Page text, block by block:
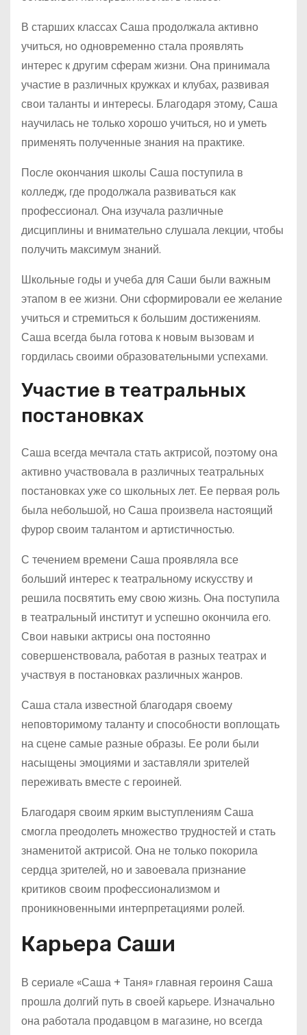
В старших классах Саша продолжала активно
учиться, но одновременно стала проявлять
интерес к другим сферам жизни. Она принимала
участие в различных кружках и клубах, развивая
свои таланты и интересы. Благодаря этому, Саша
научилась не только хорошо учиться, но и уметь
применять полученные знания на практике.
После окончания школы Саша поступила в
колледж, где продолжала развиваться как
профессионал. Она изучала различные
дисциплины и внимательно слушала лекции, чтобы
получить максимум знаний.
Школьные годы и учеба для Саши были важным
этапом в ее жизни. Они сформировали ее желание
учиться и стремиться к большим достижениям.
Саша всегда была готова к новым вызовам и
гордилась своими образовательными успехами.
Участие в театральных
постановках
Саша всегда мечтала стать актрисой, поэтому она
активно участвовала в различных театральных
постановках уже со школьных лет. Ее первая роль
была небольшой, но Саша произвела настоящий
фурор своим талантом и артистичностью.
С течением времени Саша проявляла все
больший интерес к театральному искусству и
решила посвятить ему свою жизнь. Она поступила
в театральный институт и успешно окончила его.
Свои навыки актрисы она постоянно
совершенствовала, работая в разных театрах и
участвуя в постановках различных жанров.
Саша стала известной благодаря своему
неповторимому таланту и способности воплощать
на сцене самые разные образы. Ее роли были
насыщены эмоциями и заставляли зрителей
переживать вместе с героиней.
Благодаря своим ярким выступлениям Саша
смогла преодолеть множество трудностей и стать
знаменитой актрисой. Она не только покорила
сердца зрителей, но и завоевала признание
критиков своим профессионализмом и
проникновенными интерпретациями ролей.
Карьера Саши
В сериале «Саша + Таня» главная героиня Саша
прошла долгий путь в своей карьере. Изначально
она работала продавцом в магазине, но всегда